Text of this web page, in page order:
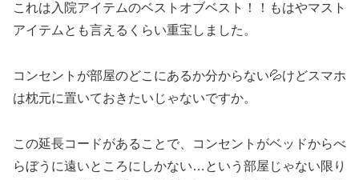
これは入院アイテムのベストオブベスト！！もはやマスト
アイテムとも言えるくらい重宝しました。
コンセントが部屋のどこにあるか分からない💦けどスマホ
は枕元に置いておきたいじゃないですか。
この延長コードがあることで、コンセントがベッドからべ
らぼうに遠いところにしかない…という部屋じゃない限り